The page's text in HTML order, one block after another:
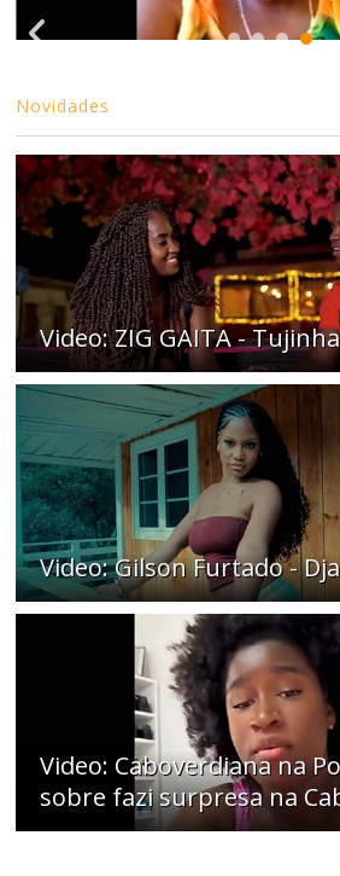
Novidades
Video: ZIG GAITA - Tujinha
Video: Gilson Furtado -
Video: Caboverdiana na
sobre fazi surpresa na